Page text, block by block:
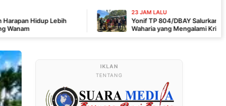
23 JAM LALU
Yonif TP 804/DBAY Salurkan Air Bersih bagi Warga
Waharia yang Mengalami Krisis Air
TENTANG